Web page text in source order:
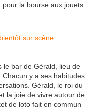
pour la bourse aux jouets
le bar de Gérald, lieu de
y a ses habitudes
Gérald, le roi du
la joie de vivre autour de
de loto fait en commun